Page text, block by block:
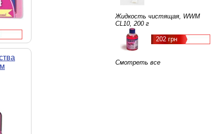
Жидкость чистящая, WWM
CL10, 200 г
202 грн
Смотреть все